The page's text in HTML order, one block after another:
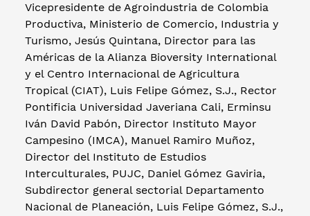
Vicepresidente de Agroindustria de Colombia
Productiva, Ministerio de Comercio, Industria y
Turismo, Jesús Quintana, Director para las
Américas de la Alianza Bioversity International
y el Centro Internacional de Agricultura
Tropical (CIAT), Luis Felipe Gómez, S.J., Rector
Pontificia Universidad Javeriana Cali, Erminsu
Iván David Pabón, Director Instituto Mayor
Campesino (IMCA), Manuel Ramiro Muñoz,
Director del Instituto de Estudios
Interculturales, PUJC, Daniel Gómez Gaviria,
Subdirector general sectorial Departamento
Nacional de Planeación, Luis Felipe Gómez, S.J.,